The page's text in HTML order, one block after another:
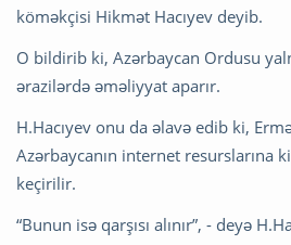
köməkçisi Hikmət Hacıyev deyib.
O bildirib ki, Azərbaycan Ordusu
ərazilərdə əməliyyat aparır.
H.Hacıyev onu da əlavə edib ki,
Azərbaycanın internet resurslarına
keçirilir.
“Bunun isə qarşısı alınır”, - deyə